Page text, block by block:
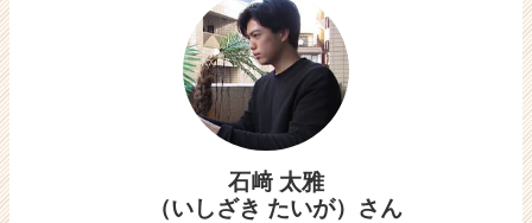
石﨑 太雅
（いしざき たいが）さん